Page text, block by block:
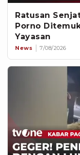
Ratusan
Porno
Yayasan
News 7/08/2026